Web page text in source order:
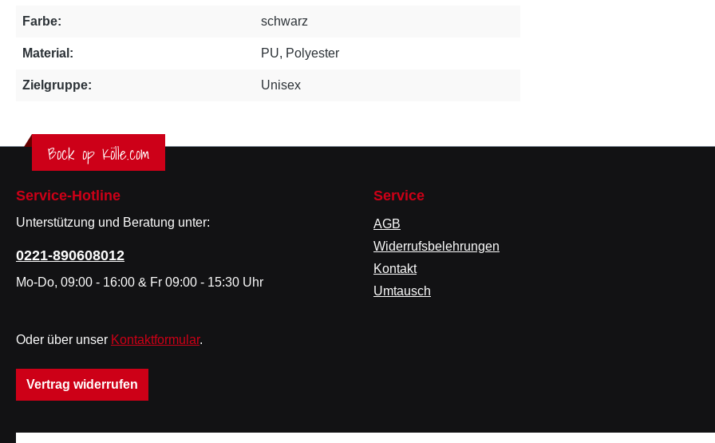
Farbe: schwarz
Material: PU, Polyester
Zielgruppe: Unisex
Bock op Kölle.com
Service-Hotline
Unterstützung und Beratung unter:
0221-890608012
Mo-Do, 09:00 - 16:00 & Fr 09:00 - 15:30 Uhr
Oder über unser Kontaktformular.
Vertrag widerrufen
Service
AGB
Widerrufsbelehrungen
Kontakt
Umtausch